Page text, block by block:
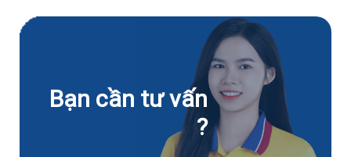
Bạn cần tư vấn
?